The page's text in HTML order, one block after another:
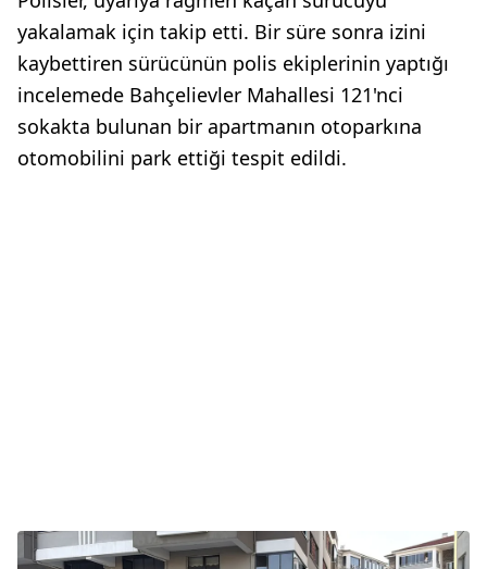
yakalamak için takip etti. Bir süre sonra izini
kaybettiren sürücünün polis ekiplerinin yaptığı
incelemede Bahçelievler Mahallesi 121'nci
sokakta bulunan bir apartmanın otoparkına
otomobilini park ettiği tespit edildi.